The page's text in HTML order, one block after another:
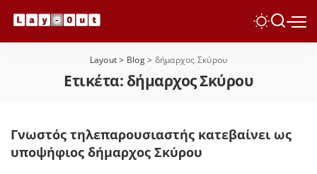
Layout> Blog> δήμαρχος Σκύρου
Ετικέτα: δήμαρχος Σκύρου
Γνωστός τηλεπαρουσιαστής κατεβαίνει ως
υποψήφιος δήμαρχος Σκύρου